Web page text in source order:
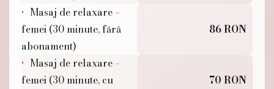
Masaj de relaxare –
femei (30 minute, fără
abonament)
86 RON
Masaj de relaxare –
femei (30 minute, cu
70 RON